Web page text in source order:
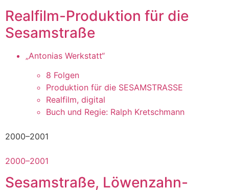
Realfilm-Produktion für die
Sesamstraße
„Antonias Werkstatt“
8 Folgen
Produktion für die SESAMSTRASSE
Realfilm, digital
Buch und Regie: Ralph Kretschmann
2000–2001
2000–2001
Sesamstraße, Löwenzahn-